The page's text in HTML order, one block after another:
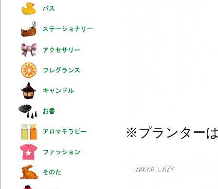
※プランター